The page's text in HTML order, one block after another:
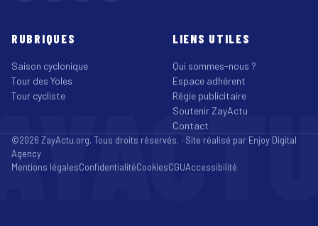
RUBRIQUES
Saison cyclonique
Tour des Yoles
Tour cycliste
LIENS UTILES
Qui sommes-nous ?
Espace adhérent
Régie publicitaire
Soutenir ZayActu
Contact
©2026 ZayActu.org. Tous droits réservés. · Site réalisé par Enjoy Digital
Agency
Mentions légalesConfidentialitéCookiesCGUAccessibilité